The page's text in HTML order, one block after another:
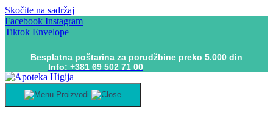
Skočite na sadržaj
Facebook Instagram
Tiktok Envelope
Besplatna poštarina za porudžbine preko 5.000 din
Info: +381 69 502 71 00
Proizvodi